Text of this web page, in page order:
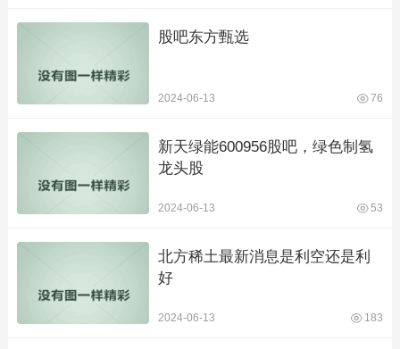
股吧东方甄选
2024-06-13 76
新天绿能600956股吧，绿色制氢
龙头股
2024-06-13 53
北方稀土最新消息是利空还是利
好
2024-06-13 183